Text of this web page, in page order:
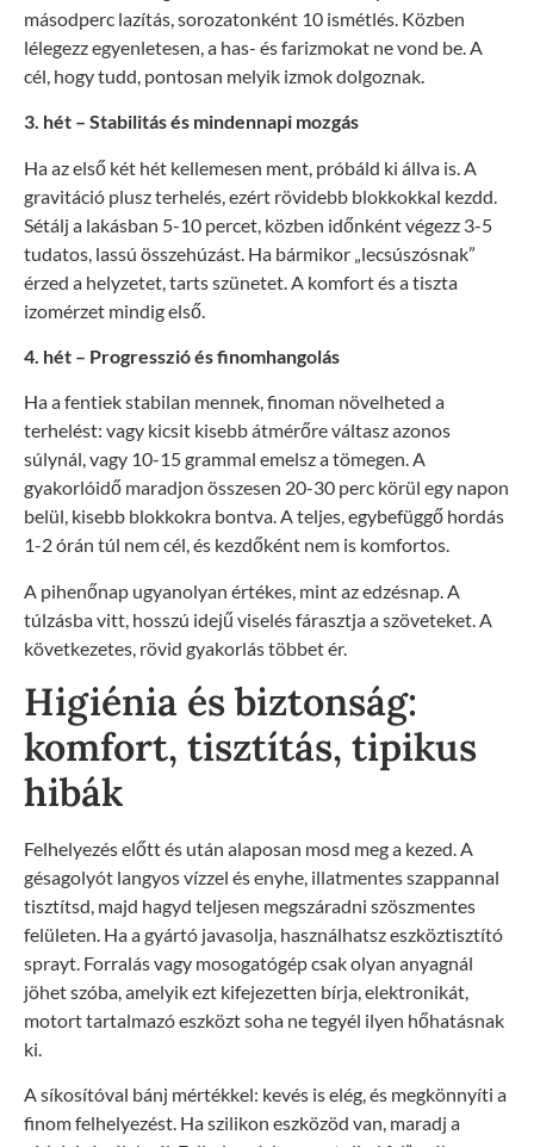
másodperc lazítás, sorozatonként 10 ismétlés. Közben
lélegezz egyenletesen, a has- és farizmokat ne vond be. A
cél, hogy tudd, pontosan melyik izmok dolgoznak.
3. hét – Stabilitás és mindennapi mozgás
Ha az első két hét kellemesen ment, próbáld ki állva is. A
gravitáció plusz terhelés, ezért rövidebb blokkokkal kezdd.
Sétálj a lakásban 5-10 percet, közben időnként végezz 3-5
tudatos, lassú összehúzást. Ha bármikor „lecsúszósnak”
érzed a helyzetet, tarts szünetet. A komfort és a tiszta
izomérzet mindig első.
4. hét – Progresszió és finomhangolás
Ha a fentiek stabilan mennek, finoman növelheted a
terhelést: vagy kicsit kisebb átmérőre váltasz azonos
súlynál, vagy 10-15 grammal emelsz a tömegen. A
gyakorlóidő maradjon összesen 20-30 perc körül egy napon
belül, kisebb blokkokra bontva. A teljes, egybefüggő hordás
1-2 órán túl nem cél, és kezdőként nem is komfortos.
A pihenőnap ugyanolyan értékes, mint az edzésnap. A
túlzásba vitt, hosszú idejű viselés fárasztja a szöveteket. A
következetes, rövid gyakorlás többet ér.
Higiénia és biztonság:
komfort, tisztítás, tipikus
hibák
Felhelyezés előtt és után alaposan mosd meg a kezed. A
gésagolyót langyos vízzel és enyhe, illatmentes szappannal
tisztítsd, majd hagyd teljesen megszáradni szöszmentes
felületen. Ha a gyártó javasolja, használhatsz eszköztisztító
sprayt. Forralás vagy mosogatógép csak olyan anyagnál
jöhet szóba, amelyik ezt kifejezetten bírja, elektronikát,
motort tartalmazó eszközt soha ne tegyél ilyen hőhatásnak
ki.
A síkosítóval bánj mértékkel: kevés is elég, és megkönnyíti a
finom felhelyezést. Ha szilikon eszközöd van, maradj a